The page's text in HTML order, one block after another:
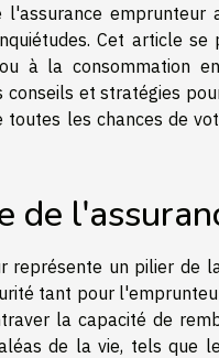
emprunteur
Cet article
à la consommation
conseils et stratégies
toutes les chances de
de
représente un pilier de
tant pour
la capacité de
de la vie, tels que